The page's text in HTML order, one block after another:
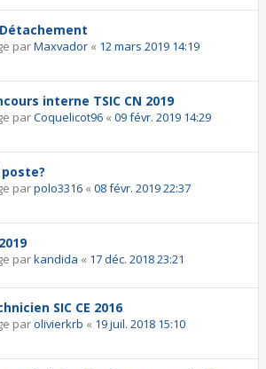
parMaxvador « 12 mars 2019 14:19
interne TSIC CN 2019
parCoquelicot96 « 09 févr. 2019 14:29
poste?
parpolo3316 « 08 févr. 2019 22:37
parkandida « 17 déc. 2018 23:21
SIC CE 2016
parolivierkrb « 19 juil. 2018 15:10